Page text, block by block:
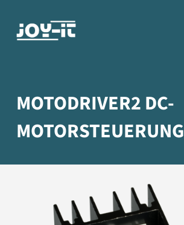
MOTODRIVER2 DC-
MOTORSTEUERUNG